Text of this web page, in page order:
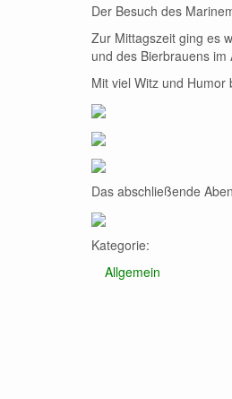
Der Besuch des
Zur Mittagszeit ging es
und des Bierbrauens im
Mit viel Witz und
Das abschließende
Kategorie:
Allgemein